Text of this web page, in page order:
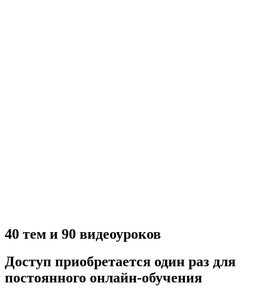
40 тем и 90 видеоуроков
Доступ приобретается один раз для
постоянного онлайн-обучения